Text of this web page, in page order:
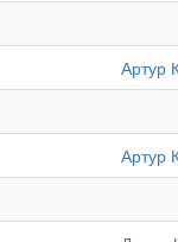
Артур
Артур